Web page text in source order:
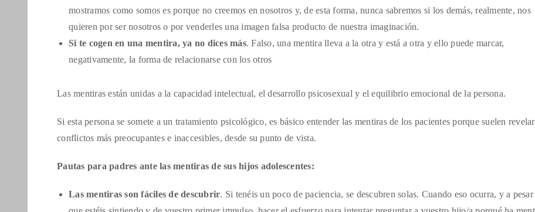
mostramos como somos es porque no creemos en nosotros y, de esta forma, nunca sabremos si los demás, realmente, nos
quieren por ser nosotros o por venderles una imagen falsa producto de nuestra imaginación.
Si te cogen en una mentira, ya no dices más. Falso, una mentira lleva a la otra y está a otra y ello puede marcar,
negativamente, la forma de relacionarse con los otros
Las mentiras están unidas a la capacidad intelectual, el desarrollo psicosexual y el equilibrio emocional de la persona.
Si esta persona se somete a un tratamiento psicológico, es básico entender las mentiras de los pacientes porque suelen
conflictos más preocupantes e inaccesibles, desde su punto de vista.
Pautas para padres ante las mentiras de sus hijos adolescentes:
Las mentiras son fáciles de descubrir. Si tenéis un poco de paciencia, se descubren solas. Cuando eso ocurra, y a